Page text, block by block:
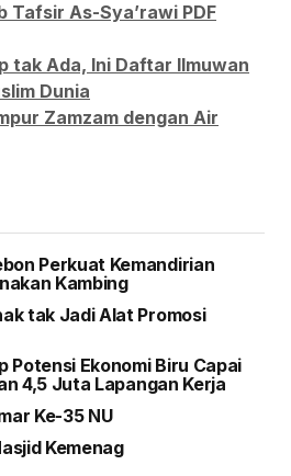
Tafsir As-Sya’rawi PDF
tak Ada, Ini Daftar Ilmuwan
Dunia
Zamzam dengan Air
Perkuat Kemandirian
Kambing
tak Jadi Alat Promosi
Potensi Ekonomi Biru Capai
4,5 Juta Lapangan Kerja
Ke-35 NU
Kemenag